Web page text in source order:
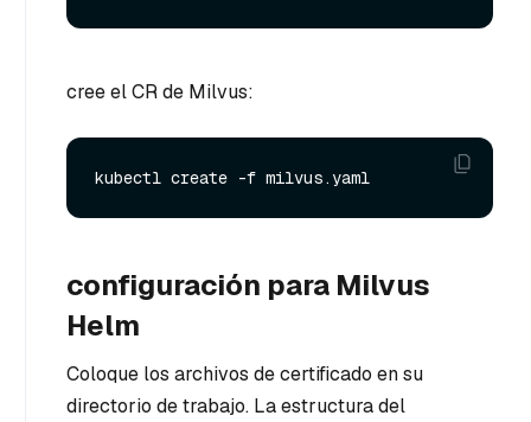
cree el CR de Milvus:
configuración para Milvus
Helm
Coloque los archivos de certificado en su
directorio de trabajo. La estructura del